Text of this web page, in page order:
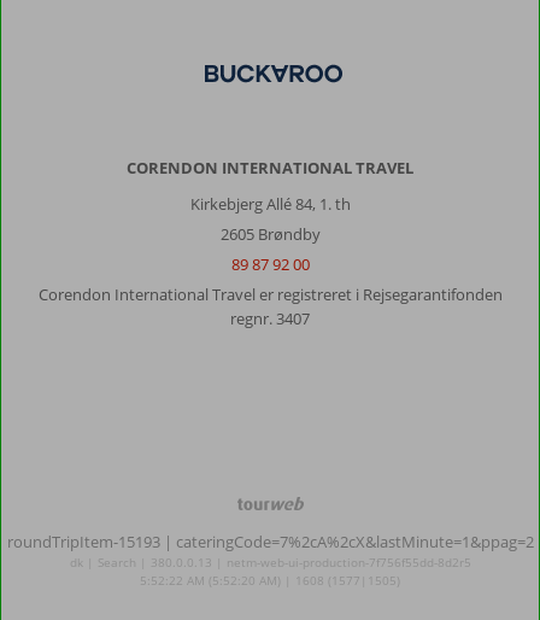
CORENDON INTERNATIONAL TRAVEL
Kirkebjerg Allé 84, 1. th
2605 Brøndby
89 87 92 00
Corendon International Travel er registreret i Rejsegarantifonden
regnr. 3407
TourWeb
©
NetMatch
roundTripItem-15193 | cateringCode=7%2cA%2cX&lastMinute=1&ppag=2
dk | Search | 380.0.0.13 | netm-web-ui-production-7f756f55dd-8d2r5
5:52:22 AM (5:52:20 AM) | 1608 (1577|1505)